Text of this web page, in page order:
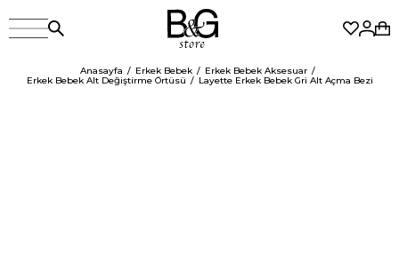
Anasayfa Erkek Bebek
Erkek Bebek Aksesuar
Erkek Bebek Alt Değiştirme Örtüsü
Layette Erkek Bebek Gri Alt Açma Bezi